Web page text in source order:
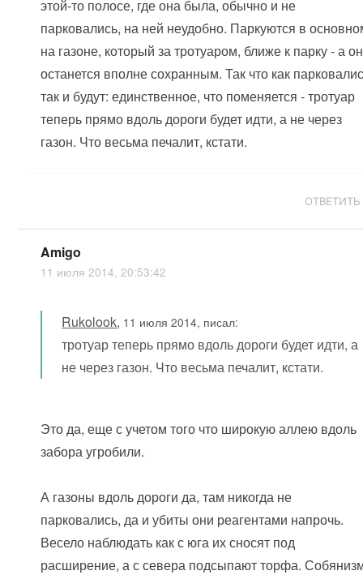
этой-то полосе, где она была, обычно и не
парковались, на ней неудобно. Паркуются в
на газоне, который за тротуаром, ближе к парку - а он
останется вполне сохранным. Так что как
так и будут: единственное, что поменяется - тротуар
теперь прямо вдоль дороги будет идти, а не через
газон. Что весьма печалит, кстати.
ОТВЕТИТЬ
Amigo
11 июля 2014, 20:53:42
Rukolook, 11 июля 2014, писал:
тротуар теперь прямо вдоль дороги будет идти, а
не через газон. Что весьма печалит, кстати.
Это да, еще с учетом того что широкую аллею вдоль
забора угробили.
А газоны вдоль дороги да, там никогда не
парковались, да и убиты они реагентами напрочь.
Весело наблюдать как с юга их сносят под
расширение, а с севера подсыпают торфа.